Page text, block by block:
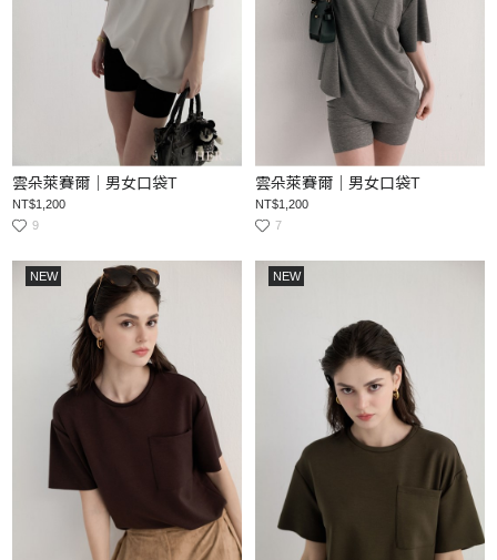
雲朵萊賽爾｜男女口袋T
NT$1,200
9
雲朵萊賽爾｜男女口袋T
NT$1,200
7
NEW NEW